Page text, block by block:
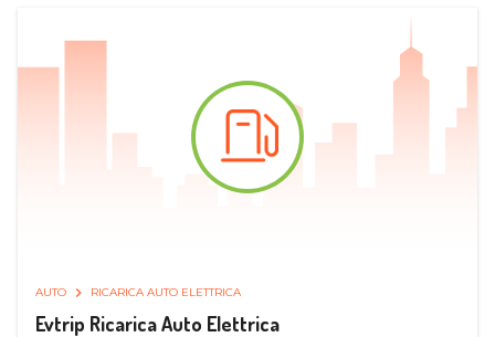
AUTO RICARICA AUTO ELETTRICA
Evtrip Ricarica Auto Elettrica